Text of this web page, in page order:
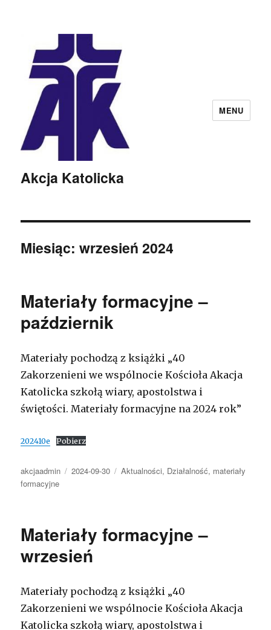
Akcja Katolicka
MENU
Miesiąc:wrzesień 2024
Materiały formacyjne –
październik
Materiały pochodzą z książki „40
Zakorzenieni we wspólnocie Kościoła Akacja
Katolicka szkołą wiary, apostolstwa i
świętości. Materiały formacyjne na 2024 rok”
202410e Pobierz
Autor
akcjaadmin Opublikowano
2024-09-30 Kategorie
Aktualności, Działalność, materiały
formacyjne
Materiały formacyjne –
wrzesień
Materiały pochodzą z książki „40
Zakorzenieni we wspólnocie Kościoła Akacja
Katolicka szkołą wiary, apostolstwa i